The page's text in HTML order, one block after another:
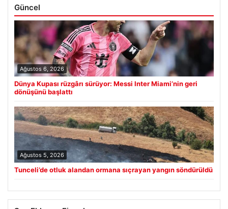
Güncel
Ağustos 6, 2026
Dünya Kupası rüzgârı sürüyor: Messi Inter Miami’nin geri
dönüşünü başlattı
Ağustos 5, 2026
Tunceli’de otluk alandan ormana sıçrayan yangın söndürüldü